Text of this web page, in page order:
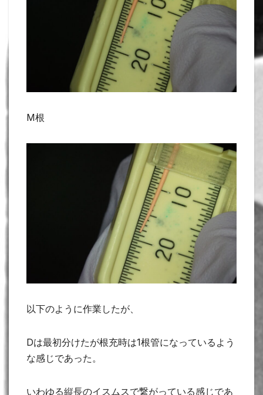
M根
以下のように作業したが、
Dは最初分けたが根充時は1根管になっているよう
な感じであった。
いわゆる縦長のイスムスで繋がっている感じであ